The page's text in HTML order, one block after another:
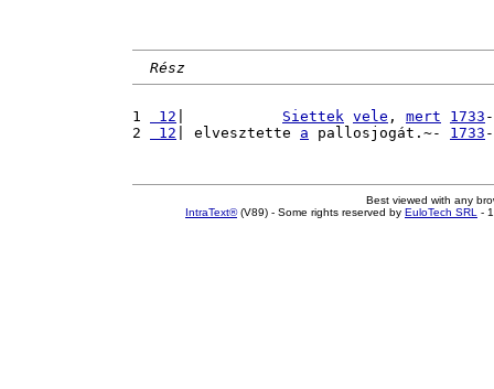
Rész
1 12 Siettek vele , mert 1733 -
2
12 | elvesztette a pallosjogát.~- 1733 -
Best viewed with any
IntraText®(V89) - Some rights reserved by EuloTech SRL -